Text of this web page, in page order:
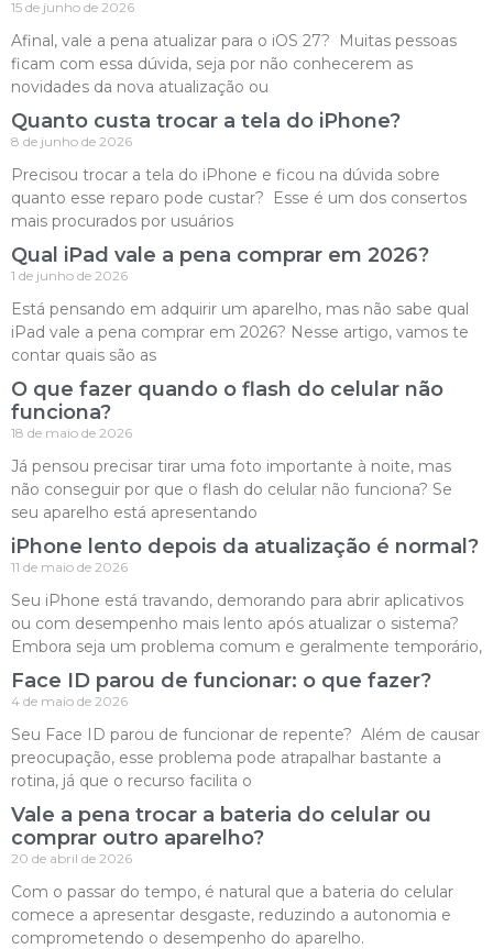
15 de junho de 2026
Afinal, vale a pena atualizar para o iOS 27? Muitas pessoas
ficam com essa dúvida, seja por não conhecerem as
novidades da nova atualização ou
Quanto custa trocar a tela do iPhone?
8 de junho de 2026
Precisou trocar a tela do iPhone e ficou na dúvida sobre
quanto esse reparo pode custar? Esse é um dos consertos
mais procurados por usuários
Qual iPad vale a pena comprar em 2026?
1 de junho de 2026
Está pensando em adquirir um aparelho, mas não sabe qual
iPad vale a pena comprar em 2026? Nesse artigo, vamos te
contar quais são as
O que fazer quando o flash do celular não
funciona?
18 de maio de 2026
Já pensou precisar tirar uma foto importante à noite, mas
não conseguir por que o flash do celular não funciona? Se
seu aparelho está apresentando
iPhone lento depois da atualização é normal?
11 de maio de 2026
Seu iPhone está travando, demorando para abrir aplicativos
ou com desempenho mais lento após atualizar o sistema?
Embora seja um problema comum e geralmente temporário,
Face ID parou de funcionar: o que fazer?
4 de maio de 2026
Seu Face ID parou de funcionar de repente? Além de causar
preocupação, esse problema pode atrapalhar bastante a
rotina, já que o recurso facilita o
Vale a pena trocar a bateria do celular ou
comprar outro aparelho?
20 de abril de 2026
Com o passar do tempo, é natural que a bateria do celular
comece a apresentar desgaste, reduzindo a autonomia e
comprometendo o desempenho do aparelho.